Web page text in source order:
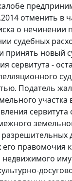
отменить в
о нечинении
судебных
принять новый
сервитута -
Податель
участка
сервитута
правомочия
недвижимого